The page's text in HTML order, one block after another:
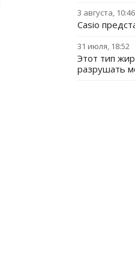
3 августа, 10:46
Casio
31 июля, 18:52
Этот тип
разрушать